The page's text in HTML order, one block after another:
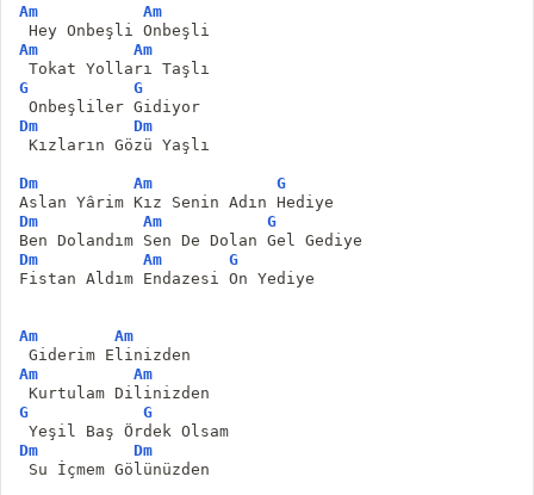
Am
Am
Hey Onbeşli Onbeşli
Am
Am
Tokat Yolları Taşlı
G
G
Onbeşliler Gidiyor
Dm
Dm
Kızların Gözü Yaşlı
Dm Am
G
Aslan Yârim Kız Senin Adın Hediye
Dm
Am
G
Ben Dolandım Sen De Dolan Gel Gediye
Dm
Am
G
Fistan Aldım Endazesi On Yediye
Am
Am
Giderim Elinizden
Am
Am
Kurtulam Dilinizden
G
G
Yeşil Baş Ördek Olsam
Dm
Dm
Su İçmem Gölünüzden